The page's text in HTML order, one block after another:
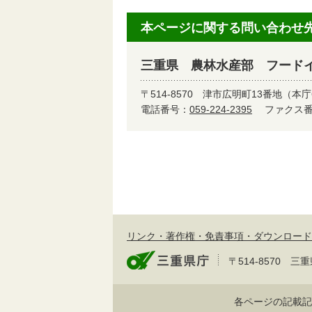
本ページに関する問い合わせ
三重県 農林水産部 フード
〒514-8570 津市広明町13番地（本
電話番号： 059-224-2395 ファクス
リンク・著作権・免責事項・ダウンロード
〒514-8570 三重
各ページの記載